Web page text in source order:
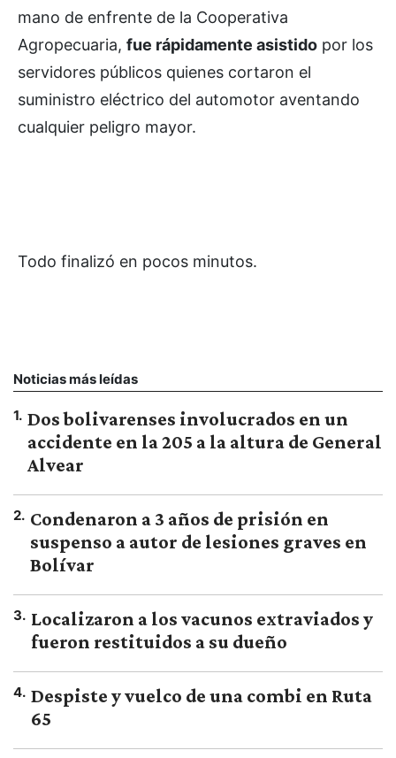
mano de enfrente de la Cooperativa
Agropecuaria, fue rápidamente asistido por los
servidores públicos quienes cortaron el
suministro eléctrico del automotor aventando
cualquier peligro mayor.
Todo finalizó en pocos minutos.
Noticias más leídas
1. Dos bolivarenses involucrados en un
accidente en la 205 a la altura de General
Alvear
2. Condenaron a 3 años de prisión en
suspenso a autor de lesiones graves en
Bolívar
3. Localizaron a los vacunos extraviados y
fueron restituidos a su dueño
4. Despiste y vuelco de una combi en Ruta
65